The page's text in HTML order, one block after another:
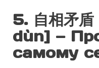
5. 自相矛
dùn] —
самому